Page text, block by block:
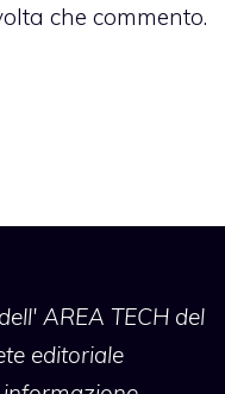
che commento.
AREA TECH del
editoriale